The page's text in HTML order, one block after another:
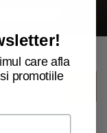
care afla
promotiile